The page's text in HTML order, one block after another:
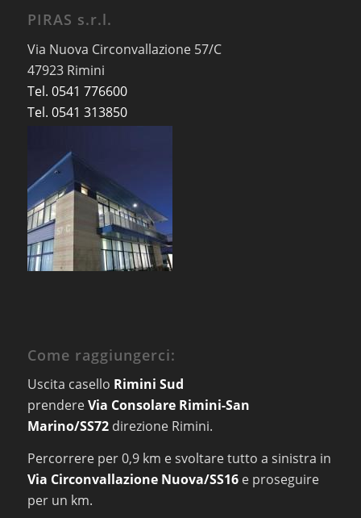
PIRAS s.r.l.
Via Nuova Circonvallazione 57/C
47923 Rimini
Tel. 0541 776600
Tel. 0541 313850
Come raggiungerci:
Uscita casello Rimini Sud
prendereVia Consolare Rimini-San
Marino/SS72direzione Rimini.
Percorrere per 0,9 km e svoltare tutto a sinistra in
Via Circonvallazione Nuova/SS16e proseguire
per un km.